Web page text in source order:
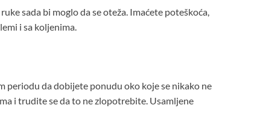
sada bi moglo da se oteža. Imaćete poteškoća,
i sa koljenima.
periodu da dobijete ponudu oko koje se nikako ne
i trudite se da to ne zlopotrebite. Usamljene